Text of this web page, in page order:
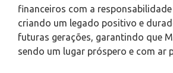
financeiros com a responsabilidade
criando um legado positivo e
futuras gerações, garantindo que
sendo um lugar próspero e com ar